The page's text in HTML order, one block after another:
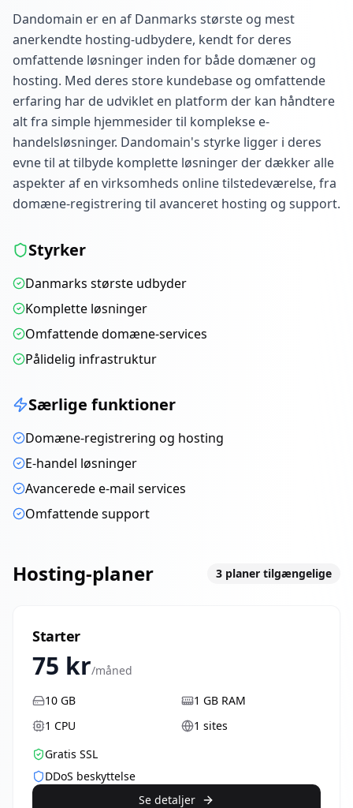
Dandomain er en af Danmarks største og mest
anerkendte hosting-udbydere, kendt for deres
omfattende løsninger inden for både domæner og
hosting. Med deres store kundebase og omfattende
erfaring har de udviklet en platform der kan håndtere
alt fra simple hjemmesider til komplekse e-
handelsløsninger. Dandomain's styrke ligger i deres
evne til at tilbyde komplette løsninger der dækker alle
aspekter af en virksomheds online tilstedeværelse, fra
domæne-registrering til avanceret hosting og support.
Styrker
Danmarks største udbyder
Komplette løsninger
Omfattende domæne-services
Pålidelig infrastruktur
Særlige funktioner
Domæne-registrering og hosting
E-handel løsninger
Avancerede e-mail services
Omfattende support
Hosting-planer 3 planer tilgængelige
Starter
75 kr/måned
10 GB 1 GB RAM
1 CPU 1 sites
Gratis SSL
DDoS beskyttelse
Se detaljer